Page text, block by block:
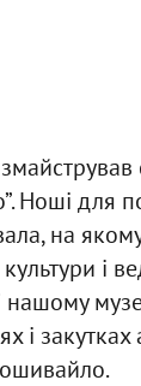
Ноші для
на
і
нашому
і